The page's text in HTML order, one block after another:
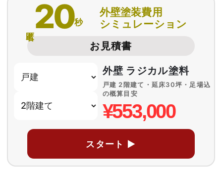
20秒
外壁塗装費用
シミュレーション
お見積書
外壁 ラジカル塗料
戸建 2階建て・延床30坪・足場込
の概算目安
¥553,000
スタート ▶